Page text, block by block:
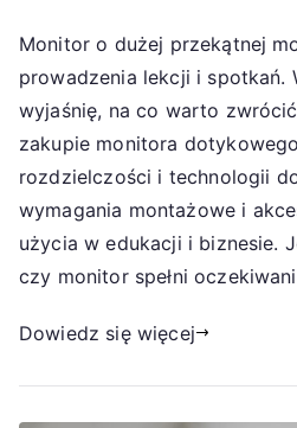
Monitor o dużej przekątnej
prowadzenia lekcji i spotkań.
wyjaśnię, na co warto
zakupie monitora
rozdzielczości i technologii
wymagania montażowe i
użycia w edukacji i biznesie.
czy monitor spełni
Dowiedz się więcej